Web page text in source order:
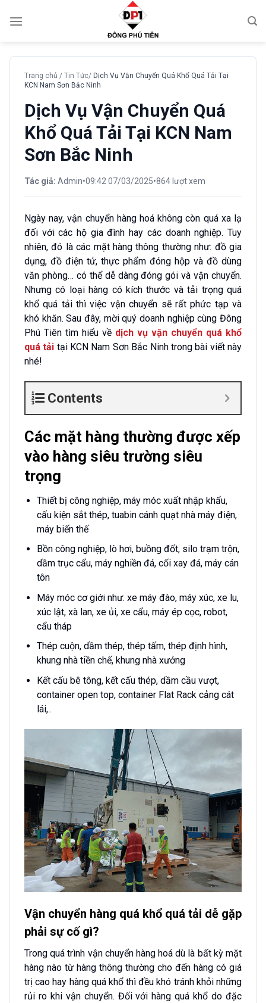
đến
Trang chủ / Tin Tức/ Dịch Vụ Vận Chuyển Quá Khổ Quá Tải Tại
KCN Nam Sơn Bắc Ninh
Dịch Vụ Vận Chuyển Quá
Khổ Quá Tải Tại KCN Nam
Sơn Bắc Ninh
Tác giả: Admin•09:42 07/03/2025•864 lượt xem
Ngày nay, vận chuyển hàng hoá không còn quá xa lạ
đối với các hộ gia đình hay các doanh nghiệp. Tuy
nhiên, đó là các mặt hàng thông thường như: đồ gia
dụng, đồ điện tử, thực phẩm đóng hộp và đồ dùng
văn phòng… có thể dễ dàng đóng gói và vận chuyển.
Nhưng có loại hàng có kích thước và tải trọng quá
khổ quá tải thì việc vận chuyển sẽ rất phức tạp và
khó khăn. Sau đây, mời quý doanh nghiệp cùng Đông
Phú Tiên tìm hiểu về dịch vụ vận chuyển quá khổ
quá tải tại KCN Nam Sơn Bắc Ninh trong bài viết này
nhé!
Contents
Các mặt hàng thường được xếp
vào hàng siêu trường siêu
trọng
Thiết bị công nghiệp, máy móc xuất nhập khẩu,
cấu kiện sắt thép, tuabin cánh quạt nhà máy điện,
máy biến thế
Bồn công nghiệp, lò hơi, buồng đốt, silo trạm trộn,
dầm trục cẩu, máy nghiền đá, cối xay đá, máy cán
tôn
Máy móc cơ giới như: xe máy đào, máy xúc, xe lu,
xúc lật, xà lan, xe ủi, xe cẩu, máy ép cọc, robot,
cẩu tháp
Thép cuộn, dầm thép, thép tấm, thép định hình,
khung nhà tiền chế, khung nhà xưởng
Kết cấu bê tông, kết cấu thép, dầm cầu vượt,
container open top, container Flat Rack cảng cát
lái,..
Vận chuyển hàng quá khổ quá tải dễ gặp
phải sự cố gì?
Trong quá trình vận chuyển hàng hoá dù là bất kỳ mặt
hàng nào từ hàng thông thường cho đến hàng có giá
trị cao hay hàng quá khổ thì đều khó tránh khỏi những
rủi ro khi vận chuyển. Đối với hàng quá khổ do đặc